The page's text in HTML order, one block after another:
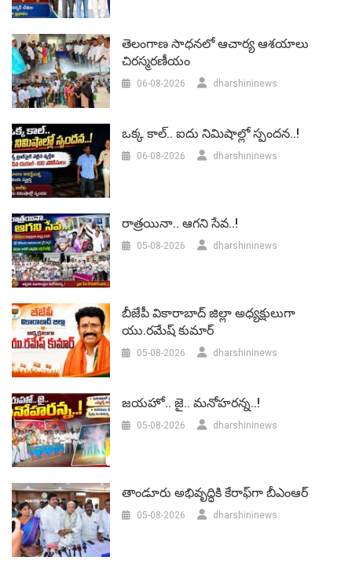
తెలంగాణ సాధనలో ఆచార్య ఆశయాలు
చిరస్మరణీయం
06-08-2026 dharshininews
ఒక్క కాల్.. ఐదు నిమిషాల్లో స్పందన..!
06-08-2026 dharshininews
రాత్రయినా.. ఆగని సేవ..!
05-08-2026 dharshininews
బీజేపీ వికారాబాద్‌ జిల్లా అధ్యక్షులుగా
యు.రమేష్‌ కుమార్
05-08-2026 dharshininews
జయహో.. జై.. మనోహరన్న..!
05-08-2026 dharshininews
తాండూరు అభివృద్ధికి కేరాఫ్‌గా బీఎంఆర్‌
05-08-2026 dharshininews